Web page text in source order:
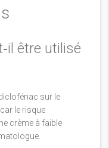
être utilisé
sur le
le risque
crème à faible